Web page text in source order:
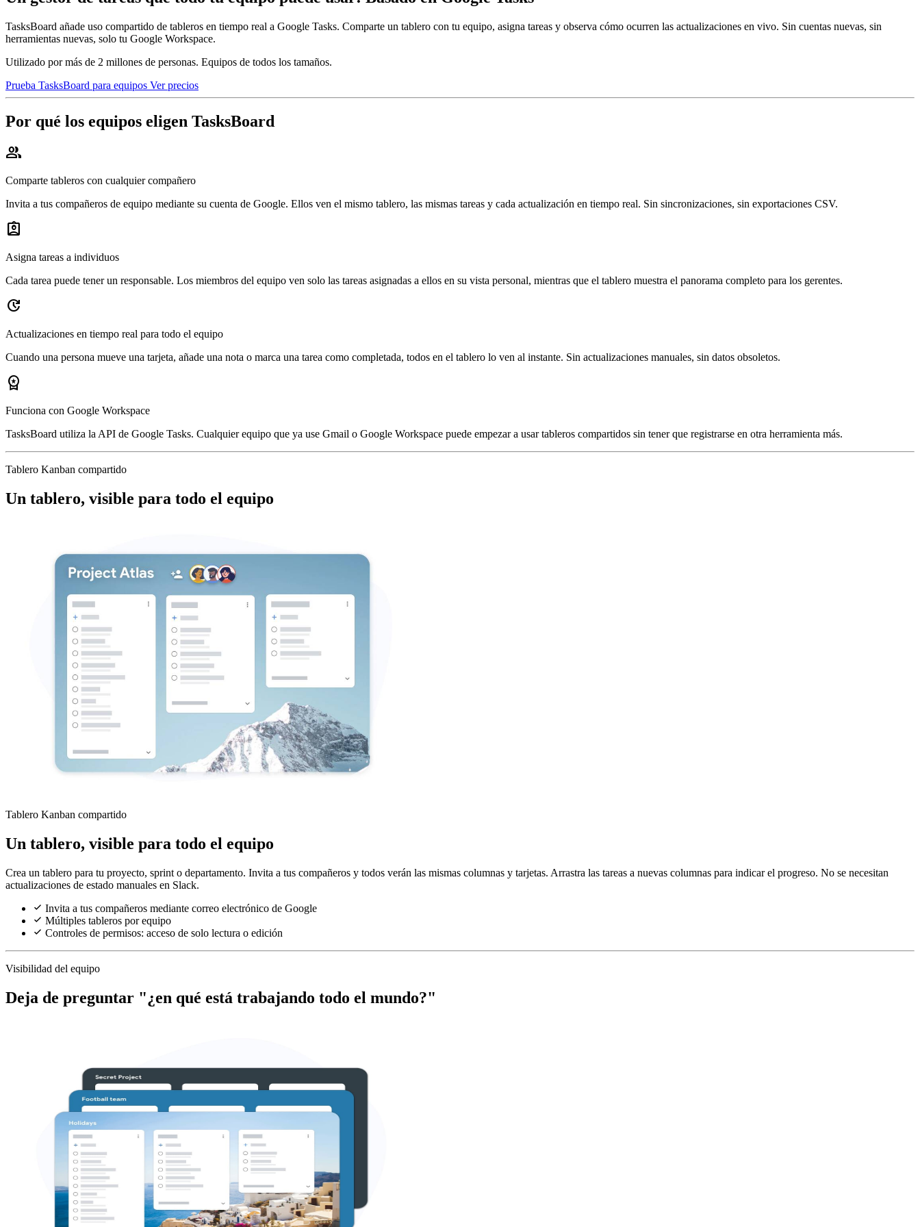
TasksBoard añade uso compartido de tableros en tiempo real a Google Tasks. Comparte un tablero con tu equipo, asigna tareas y observa cómo ocurren las actualizaciones en vivo. Sin cuentas nuevas, sin
herramientas nuevas, solo tu Google Workspace.
Utilizado por más de 2 millones de personas. Equipos de todos los tamaños.
Prueba TasksBoard para equipos Ver precios
Por qué los equipos eligen TasksBoard
group
Comparte tableros con cualquier compañero
Invita a tus compañeros de equipo mediante su cuenta de Google. Ellos ven el mismo tablero, las mismas tareas y cada actualización en tiempo real. Sin sincronizaciones, sin exportaciones CSV.
assignment_ind
Asigna tareas a individuos
Cada tarea puede tener un responsable. Los miembros del equipo ven solo las tareas asignadas a ellos en su vista personal, mientras que el tablero muestra el panorama completo para los gerentes.
update
Actualizaciones en tiempo real para todo el equipo
Cuando una persona mueve una tarjeta, añade una nota o marca una tarea como completada, todos en el tablero lo ven al instante. Sin actualizaciones manuales, sin datos obsoletos.
workspace_premium
Funciona con Google Workspace
TasksBoard utiliza la API de Google Tasks. Cualquier equipo que ya use Gmail o Google Workspace puede empezar a usar tableros compartidos sin tener que registrarse en otra herramienta más.
Tablero Kanban compartido
Un tablero, visible para todo el equipo
Tablero Kanban compartido
Un tablero, visible para todo el equipo
Crea un tablero para tu proyecto, sprint o departamento. Invita a tus compañeros y todos verán las mismas columnas y tarjetas. Arrastra las tareas a nuevas columnas para indicar el progreso. No se necesitan
actualizaciones de estado manuales en Slack.
Invita a tus compañeros mediante correo electrónico de Google
Múltiples tableros por equipo
Controles de permisos: acceso de solo lectura o edición
Visibilidad del equipo
Deja de preguntar "¿en qué está trabajando todo el mundo?"